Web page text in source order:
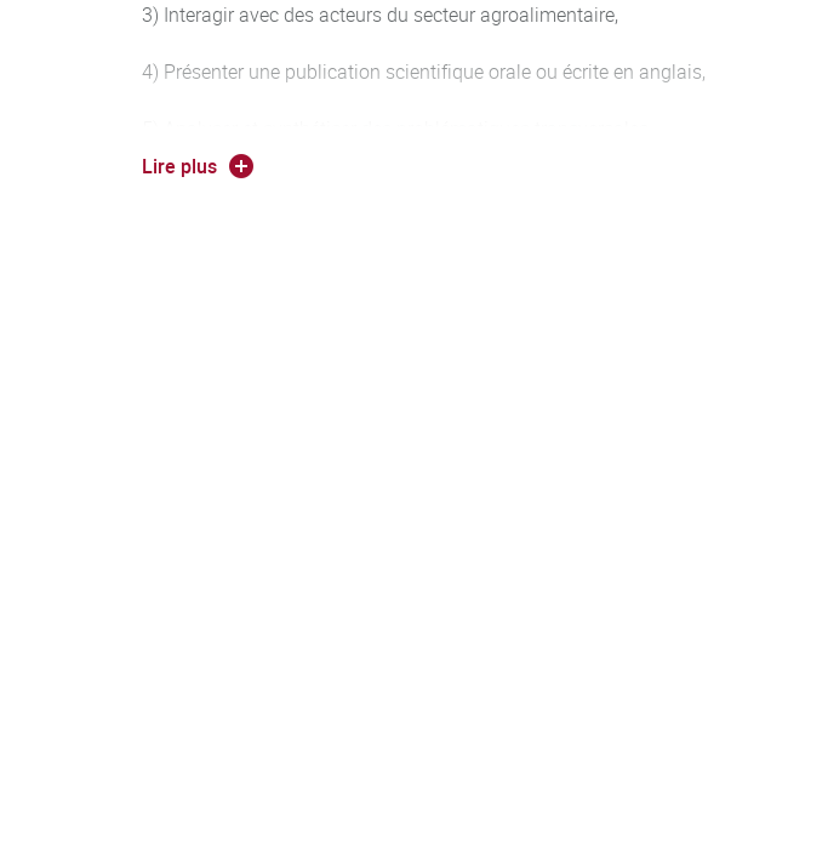
3) Interagir avec des acteurs du secteur agroalimentaire,
4) Présenter une publication scientifique orale ou écrite en anglais,
6) Concevoir et réaliser un projet,
Lire plus